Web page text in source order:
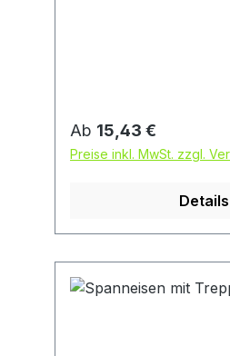
Regulärer Preis:
Ab 15,43 €
Preise inkl. MwSt. zzgl.
Details